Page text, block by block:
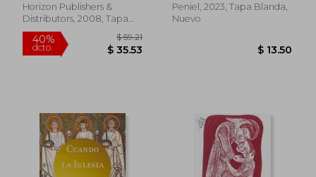
Horizon Publishers &
Distributors, 2008, Tapa
Blanda, Nuevo
Peniel, 2023, Tapa Blanda,
Nuevo